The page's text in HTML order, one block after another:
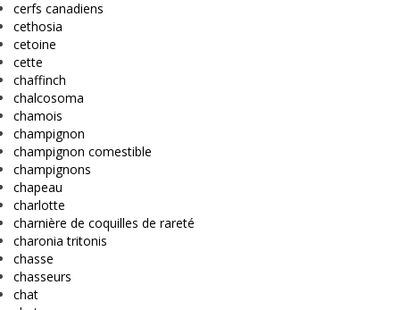
cerfs canadiens
cethosia
cetoine
cette
chaffinch
chalcosoma
chamois
champignon
champignon comestible
champignons
chapeau
charlotte
charnière de coquilles de rareté
charonia tritonis
chasse
chasseurs
chat